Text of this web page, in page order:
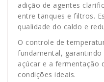
adição de agentes
entre tanques e filtros.
qualidade do caldo e
O controle de
fundamental,
açúcar e a fermentação
condições ideais.